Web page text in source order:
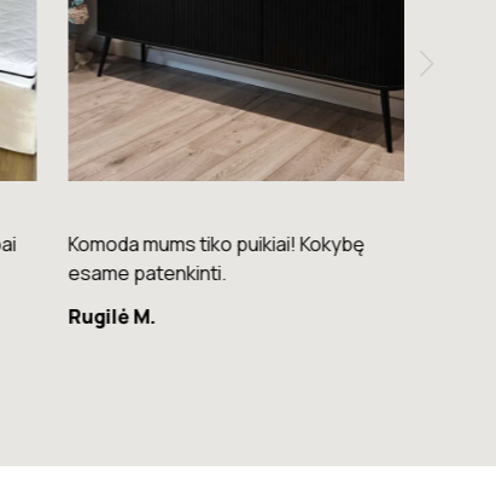
Komoda mums tiko puikiai! Kokybę
esame patenkinti.
Rugilė M.